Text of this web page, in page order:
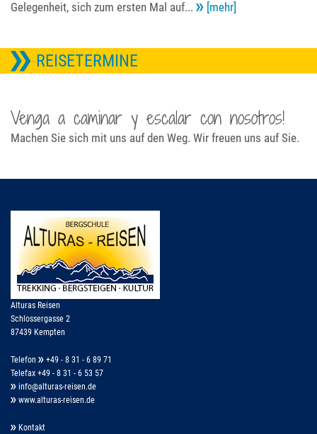
Gelegenheit, sich zum ersten Mal auf...
[mehr]
REISETERMINE
Venga a caminar y escalar con nosotros!
Machen Sie sich mit uns auf den Weg. Wir freuen uns auf Sie.
Alturas Reisen
Schlossergasse 2
87439 Kempten
Telefon
+49 - 8 31 - 6 89 71
Telefax +49 - 8 31 - 6 53 57
info@alturas-reisen.de
www.alturas-reisen.de
Kontakt